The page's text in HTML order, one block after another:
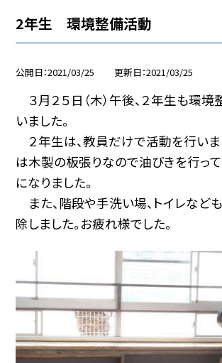
2年生 環境整備活動
公開日 2021/03/25 更新日 2021/03/25
３月２５日（木）午後、２年生も環
いました。
２年生は、教員だけで活動を行いま
は木製の板張りなので油びきを行って
になりました。
また、階段や手洗い場、トイレなど
除しました。お疲れ様でした。